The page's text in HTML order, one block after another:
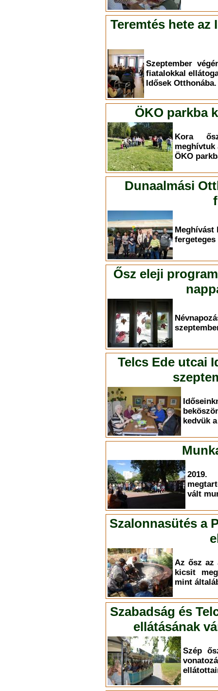
Teremtés hete az
Szeptember
fiatalokkal
Idősek Otthonába.
ÖKO parkba
Kora
meghívtuk
ÖKO
Dunaalmási
Meghívást
Ősz eleji
Telcs Ede utcai
kedvük
vált
Szalonnasütés a
Az ősz az
kicsit
mint
Szabadság és
ellátásának
Szép